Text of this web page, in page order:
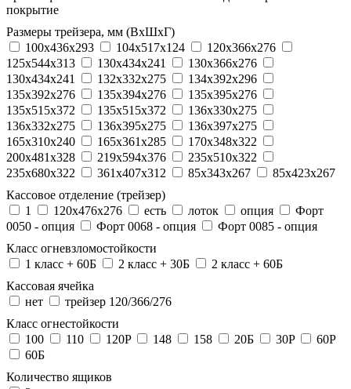
покрытие
Размеры трейзера, мм (ВхШхГ)
100x436x293
104х517х124
120x366x276
125x544x313
130x434x241
130х366х276
130х434х241
132x332x275
134x392x296
135x392x276
135x394x276
135x395x276
135x515x372
135х515х372
136x330x275
136x332x275
136x395x275
136x397x275
165x310x240
165x361x285
170x348x322
200x481x328
219x594x376
235x510x322
235x680x322
361x407x312 85x343x267
85x423x267
Кассовое отделение (трейзер)
1
120х476х276 есть лоток опция
Форт
0050 - опция
Форт 0068 - опция
Форт 0085 - опция
Класс огневзломостойкости
1 класс + 60Б
2 класс + 30Б
2 класс + 60Б
Кассовая ячейка
нет
трейзер 120/366/276
Класс огнестойкости
100
110 120P 148 158 20Б 30P
60P
60Б
Количество ящиков